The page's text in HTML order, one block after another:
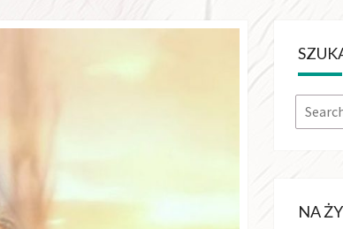
W
Search
for:
NA